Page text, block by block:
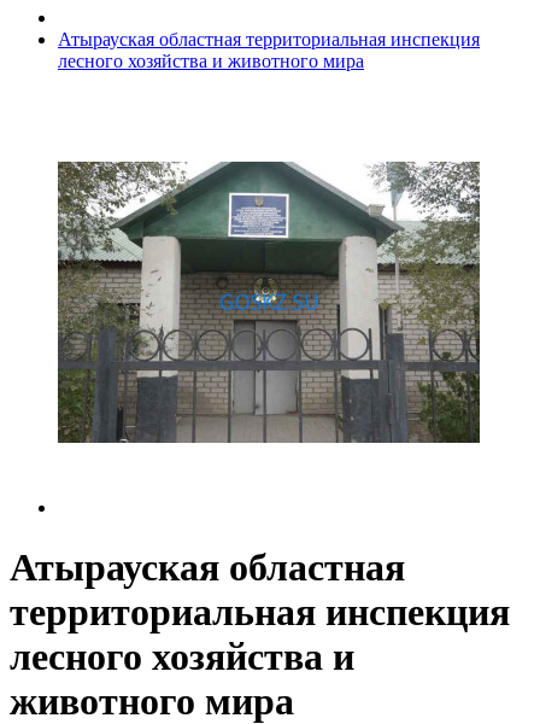
Атырауская областная территориальная инспекция
лесного хозяйства и животного мира
Атырауская областная
территориальная инспекция
лесного хозяйства и
животного мира